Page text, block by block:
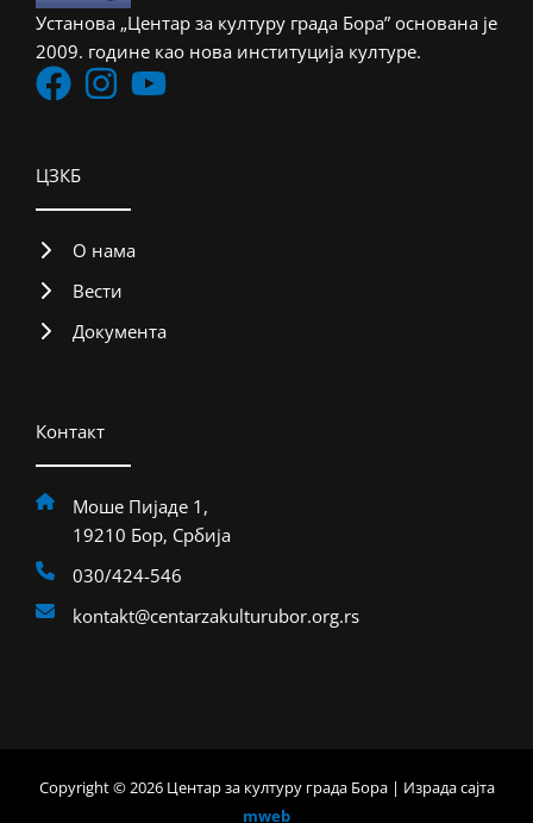
Установа „Центар за културу града Бора” основана је
2009. године као нова институција културе.
ЦЗКБ
О нама
Вести
Документа
Контакт
Моше Пијаде 1,
19210 Бор, Србија
030/424-546
kontakt@centarzakulturubor.org.rs
Copyright © 2026 Центар за културу града Бора | Израда сајта
mweb